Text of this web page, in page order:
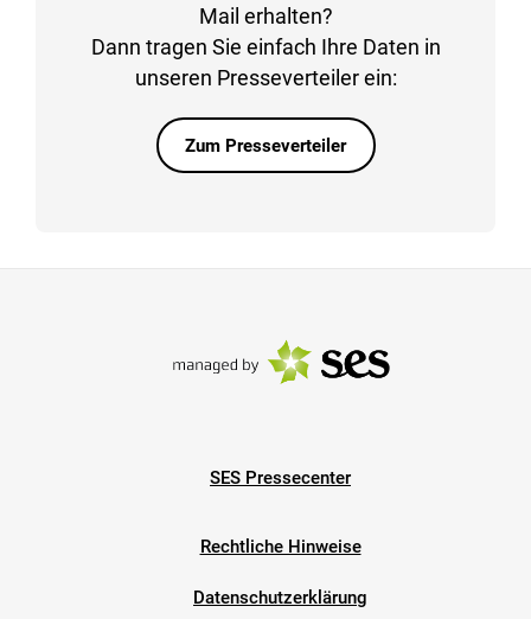
Mail erhalten?
Dann tragen Sie einfach Ihre Daten in
unseren Presseverteiler ein:
Zum Presseverteiler
SES Pressecenter
Rechtliche Hinweise
Datenschutzerklärung